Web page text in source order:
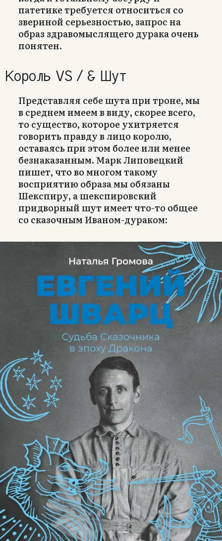
патетике требуется относиться со
звериной серьезностью, запрос на
образ здравомыслящего дурака очень
понятен.
Король VS / & Шут
Представляя себе шута при троне, мы
в среднем имеем в виду, скорее всего,
то существо, которое ухитряется
говорить правду в лицо королю,
оставаясь при этом более или менее
безнаказанным. Марк Липовецкий
пишет, что во многом такому
восприятию образа мы обязаны
Шекспиру, а шекспировский
придворный шут имеет что-то общее
со сказочным Иваном-дураком: